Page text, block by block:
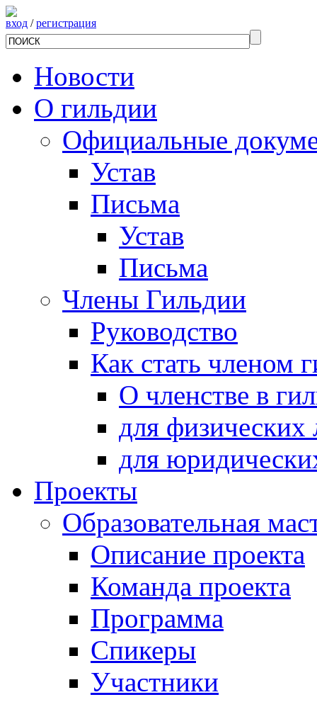
вход /регистрация
Новости
О гильдии
Официальные
Устав
Письма
Устав
Письма
Члены Гильдии
Руководство
Как стать членом
О членстве в
для физических
для
Проекты
Образовательная
Описание проекта
Команда проекта
Программа
Спикеры
Участники